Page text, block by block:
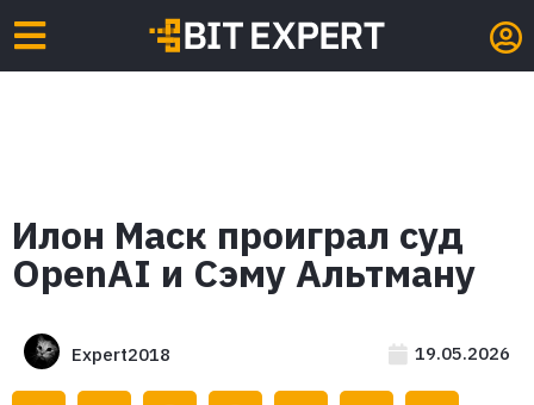
Илон Маск проиграл суд
OpenAI и Сэму Альтману
Expert2018 19.05.2026